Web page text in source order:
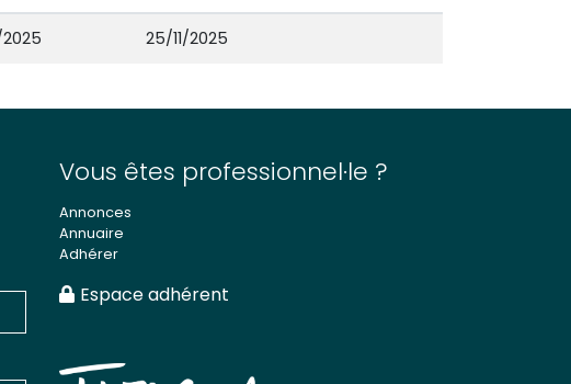
2025 25/11/2025
Vous êtes professionnel·le ?
Annonces
Annuaire
Adhérer
Espace adhérent